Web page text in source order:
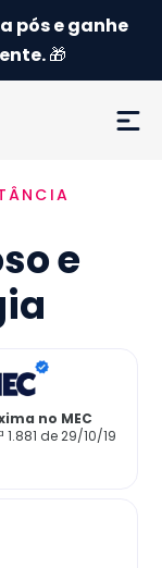
pós e ganhe
🎁
e
no MEC
1.881 de 29/10/19